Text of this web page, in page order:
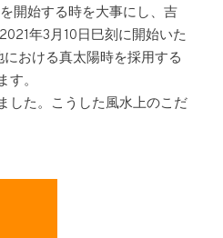
開始する時を大事にし、吉
年3月10日巳刻に開始いた
おける真太陽時を採用する
。
した。こうした風水上のこだ